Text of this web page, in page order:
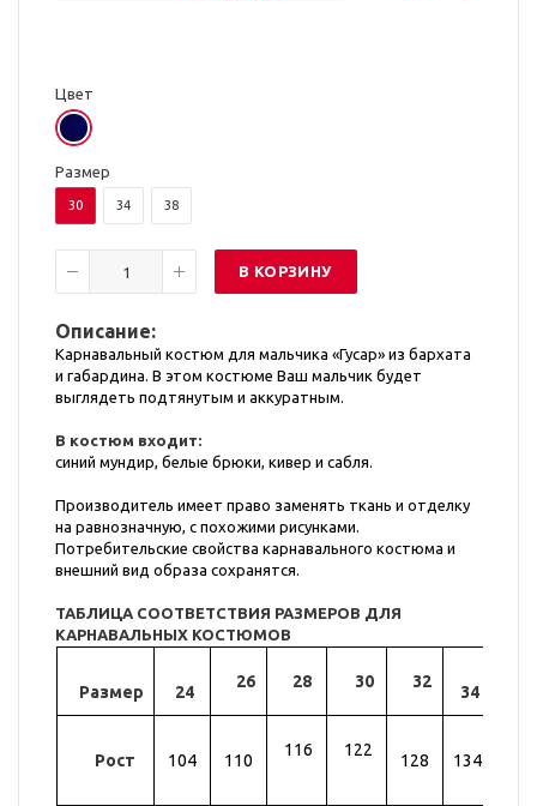
Цвет
Размер
30 34 38
В КОРЗИНУ
Описание:
Карнавальный костюм для мальчика «Гусар» из бархата
и габардина. В этом костюме Ваш мальчик будет
выглядеть подтянутым и аккуратным.
В костюм входит:
синий мундир, белые брюки, кивер и сабля.
Производитель имеет право заменять ткань и отделку
на равнозначную, с похожими рисунками.
Потребительские свойства карнавального костюма и
внешний вид образа сохранятся.
ТАБЛИЦА СООТВЕТСТВИЯ РАЗМЕРОВ ДЛЯ
КАРНАВАЛЬНЫХ КОСТЮМОВ
Размер 24
26 28 30 32
34
Рост 104 110
116 122
128 134